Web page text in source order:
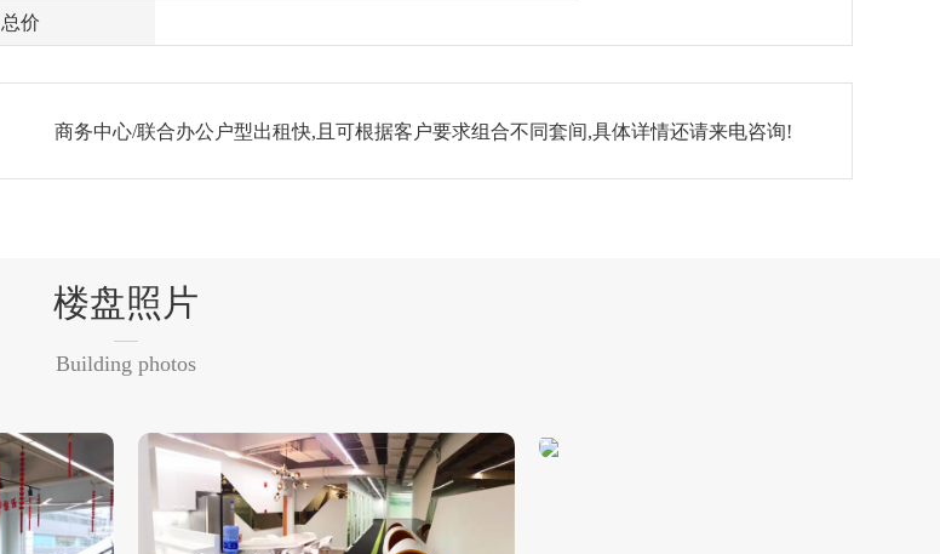
总价
商务中心/联合办公户型出租快,且可根据客户要求组合不同套间,具体详情还请来电咨询!
楼盘照片
Building photos